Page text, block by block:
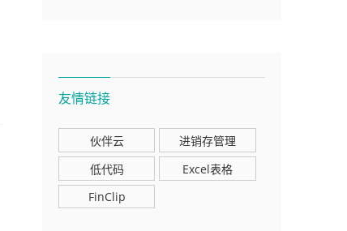
友情链接
伙伴云
进销存管理
低代码
Excel表格
FinClip